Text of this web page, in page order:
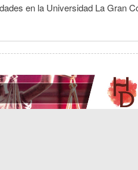
en la Universidad La Gran